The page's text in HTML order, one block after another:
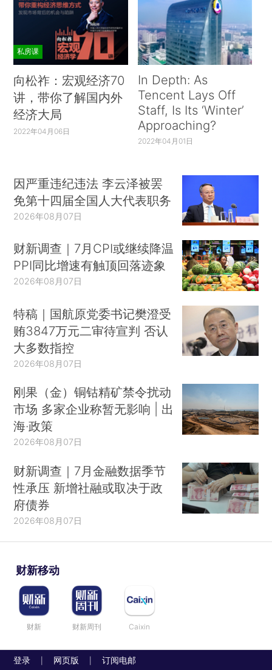
私房课
向松祚：宏观经济70
讲，带你了解国内外
经济大局
2022年04月06日
In Depth: As
Tencent Lays Off
Staff, Is Its ‘Winter’
Approaching?
2022年04月01日
因严重违纪违法 李云泽被罢
免第十四届全国人大代表职务
2026年08月07日
财新调查｜7月CPI或继续降温
PPI同比增速有触顶回落迹象
2026年08月07日
特稿｜国航原党委书记樊澄受
贿3847万元二审待宣判 否认
大多数指控
2026年08月07日
刚果（金）铜钴精矿禁令扰动
市场 多家企业称暂无影响 | 出
海·政策
2026年08月07日
财新调查｜7月金融数据季节
性承压 新增社融或取决于政
府债券
2026年08月07日
财新移动
财新 财新周刊 Caixin
登录 网页版 订阅电邮